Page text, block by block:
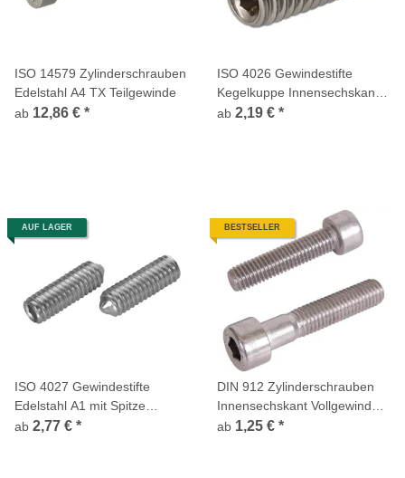
ISO 14579 Zylinderschrauben
Edelstahl A4 TX Teilgewinde
ab 12,86 € *
ISO 4026 Gewindestifte
Kegelkuppe Innensechskant
Stahl Edelstahl A2
ab 2,19 € *
AUF LAGER
ISO 4027 Gewindestifte
Edelstahl A1 mit Spitze
Innensechskant
ab 2,77 € *
BESTSELLER
DIN 912 Zylinderschrauben
Innensechskant Vollgewinde
oder Teilgewinde Edelstahl A2
ab 1,25 € *